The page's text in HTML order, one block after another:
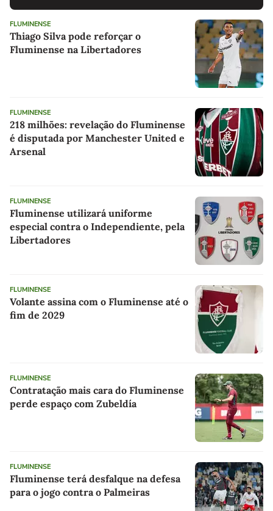
FLUMINENSE
Thiago Silva pode reforçar o
Fluminense na Libertadores
FLUMINENSE
218 milhões: revelação do Fluminense
é disputada por Manchester United e
Arsenal
FLUMINENSE
Fluminense utilizará uniforme
especial contra o Independiente, pela
Libertadores
FLUMINENSE
Volante assina com o Fluminense até o
fim de 2029
FLUMINENSE
Contratação mais cara do Fluminense
perde espaço com Zubeldía
FLUMINENSE
Fluminense terá desfalque na defesa
para o jogo contra o Palmeiras